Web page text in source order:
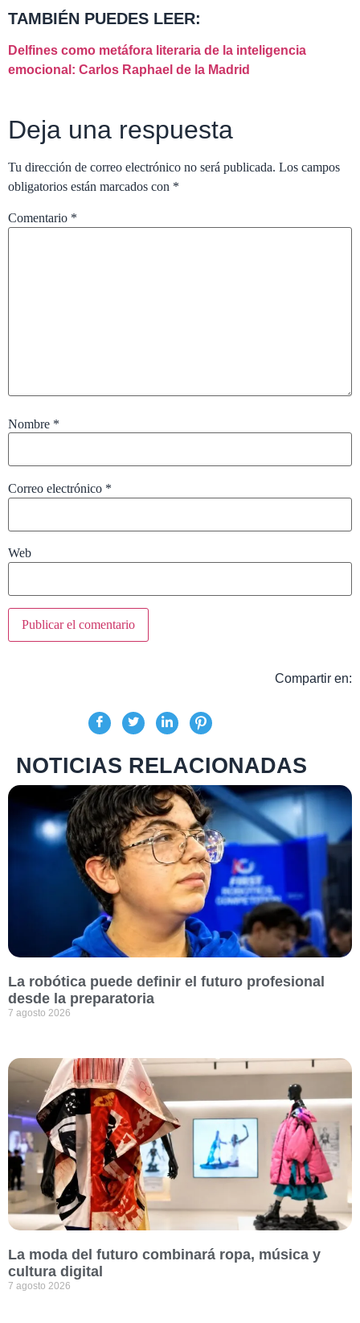
TAMBIÉN PUEDES LEER:
Delfines como metáfora literaria de la inteligencia
emocional: Carlos Raphael de la Madrid
Deja una respuesta
Tu dirección de correo electrónico no será publicada. Los campos
obligatorios están marcados con *
Comentario *
Nombre *
Correo electrónico *
Web
Compartir en:
NOTICIAS RELACIONADAS
La robótica puede definir el futuro profesional
desde la preparatoria
7 agosto 2026
La moda del futuro combinará ropa, música y
cultura digital
7 agosto 2026